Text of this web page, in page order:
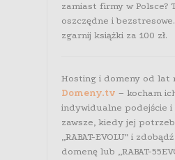
zamiast firmy w Polsce?
oszczędne i
zgarnij książki za 100 zł.
Hosting i domeny od lat
Domeny.tv – kocham
indywidualne podejście i
zawsze, kiedy jej
„RABAT-EVOLU” i
domenę lub „RABAT-